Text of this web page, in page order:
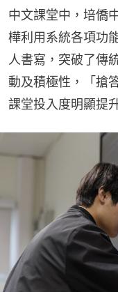
中文課堂中，培僑
樺利用系統各項功
人書寫，突破了傳
動及積極性，「搶
課堂投入度明顯提